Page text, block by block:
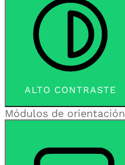
ALTO CONTRASTE
Módulos de orientación